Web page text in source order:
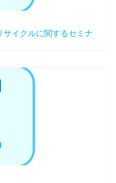
サイクルに関するセミナ